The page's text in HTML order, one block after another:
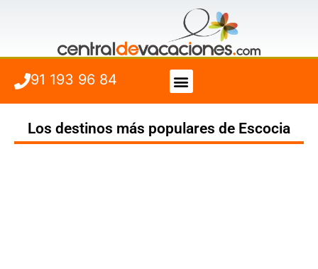
91 193 96 84
Los destinos más populares de Escocia